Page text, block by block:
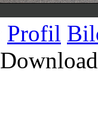
Profil